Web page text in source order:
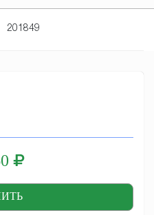
201849